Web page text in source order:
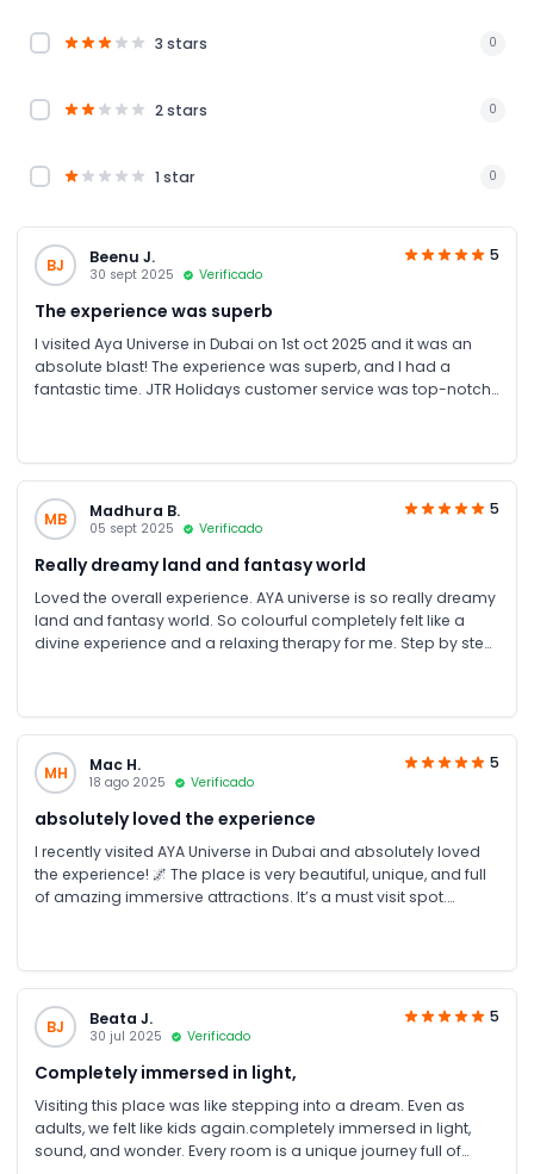
3 stars 0
2 stars 0
1 star 0
BJ Beenu J.
30 sept 2025 Verificado
5
The experience was superb
I visited Aya Universe in Dubai on 1st oct 2025 and it was an
absolute blast! The experience was superb, and I had a
fantastic time. JTR Holidays customer service was top-notch,
.Can't wait to go back and capture more memories 📸✨
MB
Madhura B.
05 sept 2025 Verificado
5
Really dreamy land and fantasy world
Loved the overall experience. AYA universe is so really dreamy
land and fantasy world. So colourful completely felt like a
divine experience and a relaxing therapy for me. Step by step
with the complete tour details and transport was also
arranged within short notice. ❤️
MH
Mac H.
18 ago 2025 Verificado
5
absolutely loved the experience
I recently visited AYA Universe in Dubai and absolutely loved
the experience! 🌌 The place is very beautiful, unique, and full
of amazing immersive attractions. It’s a must visit spot.
holidays .you’ll definitely enjoy it.
BJ
Beata J.
30 jul 2025 Verificado
5
Completely immersed in light,
Visiting this place was like stepping into a dream. Even as
adults, we felt like kids again.completely immersed in light,
sound, and wonder. Every room is a unique journey full of